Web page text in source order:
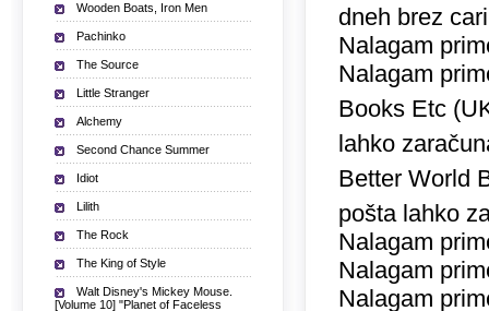
dneh brez
Nalagam
Nalagam
Books Etc
lahko
Better World
pošta lahko
Nalagam
Nalagam
Nalagam
Wooden Boats, Iron Men
Pachinko
The Source
Little Stranger
Alchemy
Second Chance Summer
Idiot
Lilith
The Rock
The King of Style
Walt Disney's Mickey Mouse.
[Volume 10] "Planet of Faceless